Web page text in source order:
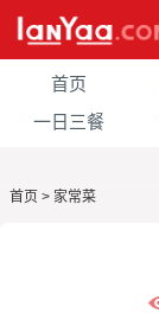
首页
一日三餐
首页 > 家常菜